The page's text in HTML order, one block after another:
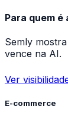
Para quem é
Semly
vence na AI.
Ver
E-commerce